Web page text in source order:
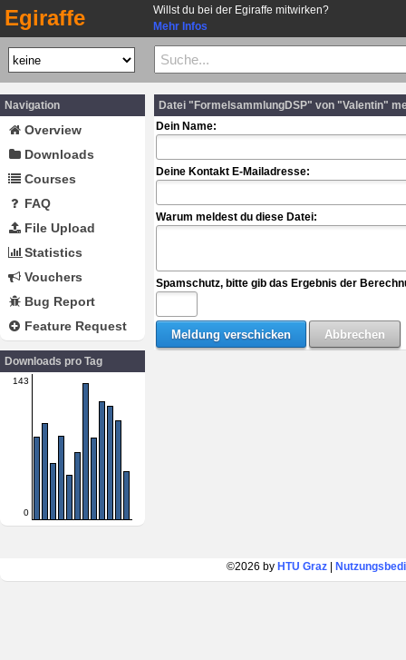
Egiraffe
Willst du bei der Egiraffe mitwirken?
Mehr Infos
Navigation
Overview
Downloads
Courses
FAQ
File Upload
Statistics
Vouchers
Bug Report
Feature Request
Downloads pro Tag
143
0
Datei "FormelsammlungDSP" von "Valentin"
Dein Name:
Deine Kontakt E-Mailadresse:
Warum meldest du diese Datei:
Spamschutz, bitte gib das Ergebnis der
©2026 by HTU Graz|